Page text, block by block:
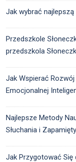
Jak wybrać
Przedszkole
przedszkola
Jak Wspierać
Emocjonalnej
Najlepsze Metody
Słuchania i
Jak Przygotować Się